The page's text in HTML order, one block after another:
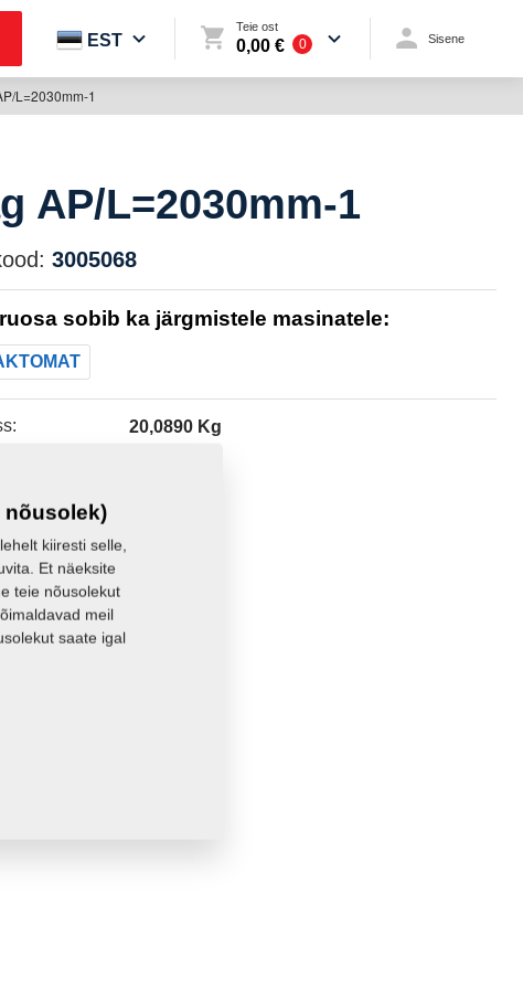
EST
Teie ost
0,00 € 0 Sisene
L=2030mm-1
AP/L=2030mm-1
3005068
sobib ka järgmistele masinatele:
20,0890 Kg
nõusolek)
kiiresti selle,
Et näeksite
teie nõusolekut
meil
saate igal